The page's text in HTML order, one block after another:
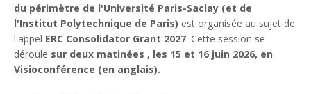
du périmètre de l'Université Paris-Saclay (et de
l'Institut Polytechnique de Paris) est organisée au sujet de
l'appel ERC Consolidator Grant 2027. Cette session se
déroule sur deux matinées , les 15 et 16 juin 2026, en
Visioconférence (en anglais).